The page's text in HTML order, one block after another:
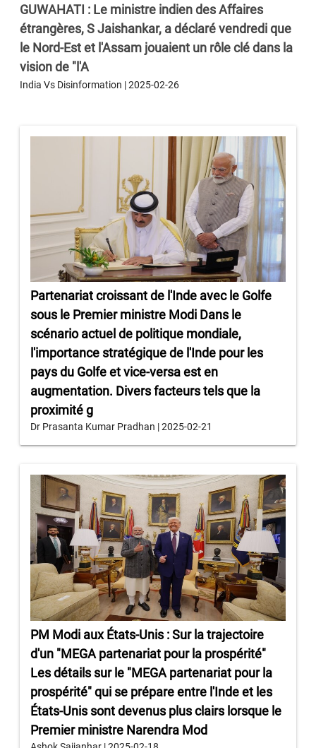
GUWAHATI : Le ministre indien des Affaires
étrangères, S Jaishankar, a déclaré vendredi que
le Nord-Est et l'Assam jouaient un rôle clé dans la
vision de "l'A
India Vs Disinformation | 2025-02-26
Partenariat croissant de l'Inde avec le Golfe
sous le Premier ministre Modi Dans le
scénario actuel de politique mondiale,
l'importance stratégique de l'Inde pour les
pays du Golfe et vice-versa est en
augmentation. Divers facteurs tels que la
proximité g
Dr Prasanta Kumar Pradhan | 2025-02-21
PM Modi aux États-Unis : Sur la trajectoire
d'un "MEGA partenariat pour la prospérité"
Les détails sur le "MEGA partenariat pour la
prospérité" qui se prépare entre l'Inde et les
États-Unis sont devenus plus clairs lorsque le
Premier ministre Narendra Mod